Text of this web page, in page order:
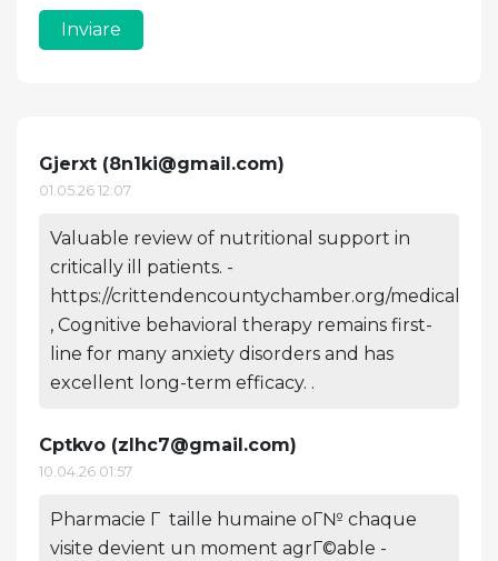
Inviare
Gjerxt (8n1ki@gmail.com)
01.05.26 12:07
Valuable review of nutritional support in
critically ill patients. -
https://crittendencountychamber.org/medical
, Cognitive behavioral therapy remains first-
line for many anxiety disorders and has
excellent long-term efficacy. .
Cptkvo (zlhc7@gmail.com)
10.04.26 01:57
Pharmacie Г taille humaine oГ№ chaque
visite devient un moment agrГ©able -